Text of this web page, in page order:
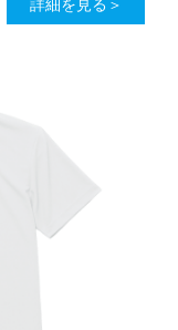
詳細を見る＞